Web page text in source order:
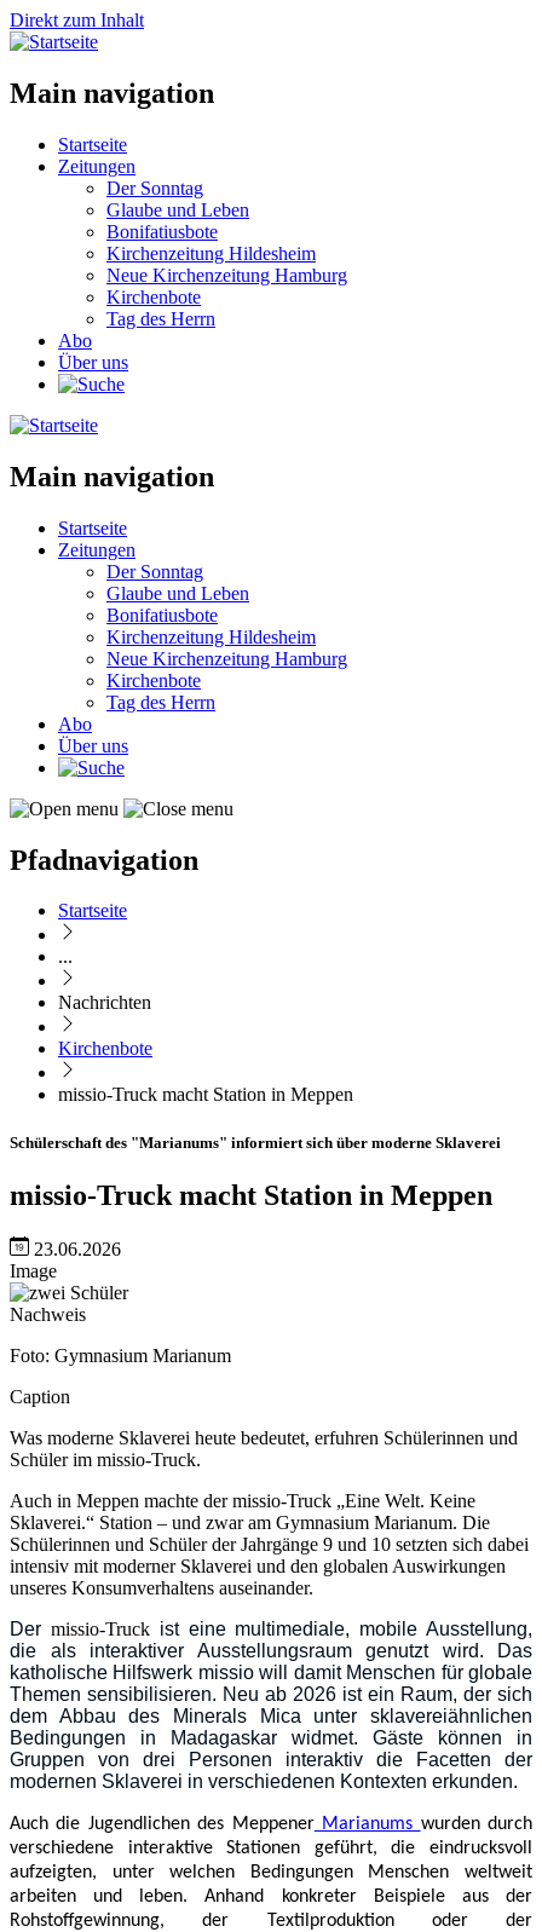
Direkt zum Inhalt
Main navigation
Startseite
Zeitungen
Der Sonntag
Glaube und Leben
Bonifatiusbote
Kirchenzeitung Hildesheim
Neue Kirchenzeitung Hamburg
Kirchenbote
Tag des Herrn
Abo
Über uns
Main navigation
Startseite
Zeitungen
Der Sonntag
Glaube und Leben
Bonifatiusbote
Kirchenzeitung Hildesheim
Neue Kirchenzeitung Hamburg
Kirchenbote
Tag des Herrn
Abo
Über uns
Pfadnavigation
Startseite
...
Nachrichten
Kirchenbote
missio-Truck macht Station in Meppen
Schülerschaft des "Marianums" informiert sich über moderne Sklaverei
missio-Truck macht Station in Meppen
23.06.2026
Image
Nachweis
Foto: Gymnasium Marianum
Caption
Was moderne Sklaverei heute bedeutet, erfuhren Schülerinnen und
Schüler im missio-Truck.
Auch in Meppen machte der missio-Truck „Eine Welt. Keine
Sklaverei.“ Station – und zwar am Gymnasium Marianum. Die
Schülerinnen und Schüler der Jahrgänge 9 und 10 setzten sich dabei
intensiv mit moderner Sklaverei und den globalen Auswirkungen
unseres Konsumverhaltens auseinander.
Der missio-Truckist eine multimediale, mobile Ausstellung,
die als interaktiver Ausstellungsraum genutzt wird. Das
katholische Hilfswerk missio will damit Menschen für globale
Themen sensibilisieren. Neu ab 2026 ist ein Raum, der sich
dem Abbau des Minerals Mica unter sklavereiähnlichen
Bedingungen in Madagaskar widmet. Gäste können in
Gruppen von drei Personen interaktiv die Facetten der
modernen Sklaverei in verschiedenen Kontexten erkunden.
Auch die Jugendlichen des MeppenerMarianums wurden durch
verschiedene interaktive Stationen geführt, die eindrucksvoll
aufzeigten, unter welchen Bedingungen Menschen weltweit
arbeiten und leben. Anhand konkreter Beispiele aus der
Rohstoffgewinnung, der Textilproduktion oder der